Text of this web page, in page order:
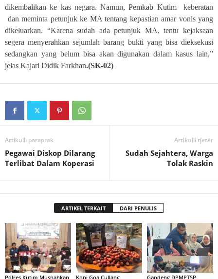
dikembalikan ke kas negara. Namun, Pemkab Kutim keberatan
dan meminta petunjuk ke MA tentang kepastian amar vonis yang
dikeluarkan. “Karena sudah ada petunjuk MA, tentu kejaksaan
segera menyerahkan sejumlah barang bukti yang bisa dieksekusi
sedangkan yang belum bisa akan digunakan dalam kasus lain,”
jelas Kajari Didik Farkhan.(SK-02)
Artikulli paraprak
Pegawai Diskop Dilarang
Terlibat Dalam Koperasi
Artikulli tjetër
Sudah Sejahtera, Warga
Tolak Raskin
ARTIKEL TERKAIT DARI PENULIS
Polres Kutim Musnahkan
Kopi Goa Cullang,
Gandeng DPMPTSP